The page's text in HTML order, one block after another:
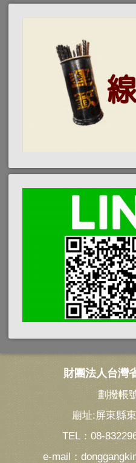
財團法人台灣
劃撥帳
廟址:屏東縣
TEL：08-
e-mail：